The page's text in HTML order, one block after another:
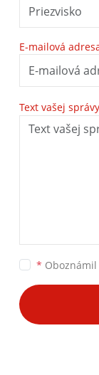
E-mailová
Text vašej
*